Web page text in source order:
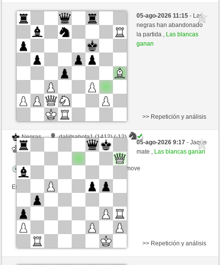
Negras
kaffee (1720) (-25)
Blancas
jt778 (1503) (+25)
Tiempo: 15 minutes/side + 20 seconds/move
Esta partida es por puntos
05-ago-2026 11:15- Las
negras han abandonado
la partida , Las blancas
ganan
Negras
daljitsahota1 (1412) (-12)
Blancas
jt778 (1491) (+12)
Tiempo: 15 minutes/side + 20 seconds/move
Esta partida es por puntos
>> Repetición y análisis
05-ago-2026 9:17- Jaque
mate , Las blancas ganan
>> Repetición y análisis